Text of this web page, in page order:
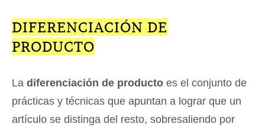
DIFERENCIACIÓN DE
PRODUCTO
La diferenciación de producto es el conjunto de
prácticas y técnicas que apuntan a lograr que un
artículo se distinga del resto, sobresaliendo por